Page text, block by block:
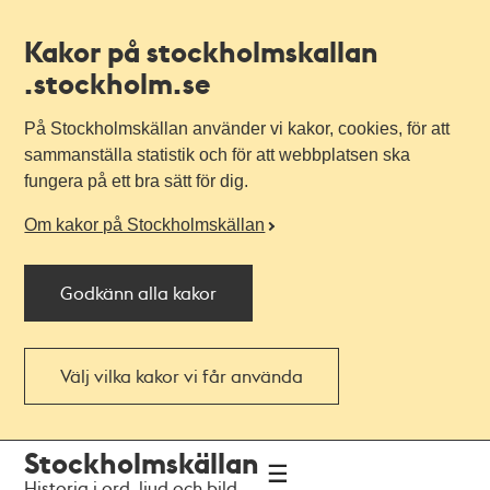
Kakor på stockholmskallan
.stockholm.se
På Stockholmskällan använder vi kakor, cookies, för att
sammanställa statistik och för att webbplatsen ska
fungera på ett bra sätt för dig.
Om kakor på Stockholmskällan
Godkänn alla kakor
Välj vilka kakor vi får använda
navigationen
huvudinnehållet
Stockholmskällan